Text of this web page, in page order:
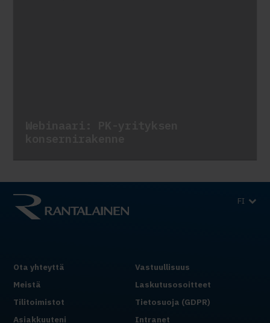
FI
Ota yhteyttä
Meistä
Tilitoimistot
Asiakkuuteni
Vastuullisuus
Laskutusosoitteet
Tietosuoja (GDPR)
Intranet